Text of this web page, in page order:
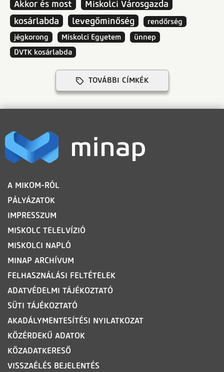
Akkor és most
Miskolci Városgazda
kosárlabda
levegőminőség
rendőrség
jégkorong
Miskolci Egyetem
ünnep
DVTK kosárlabda
TOVÁBBI CÍMKÉK
LÁBLÉC
A MIKOM-RÓL
PÁLYÁZATOK
IMPRESSZUM
MISKOLC TELELVÍZIÓ
MISKOLCI NAPLÓ
MINAP ARCHÍVUM
FELHASZNÁLÁSI FELTÉTELEK
ADATVÉDELMI TÁJÉKOZTATÓ
SÜTI TÁJÉKOZTATÓ
AKADÁLYMENTESÍTÉSI NYILATKOZAT
KÖZÉRDEKŰ ADATOK
KÖZADATKERESŐ
VISSZAÉLÉS BEJELENTÉS